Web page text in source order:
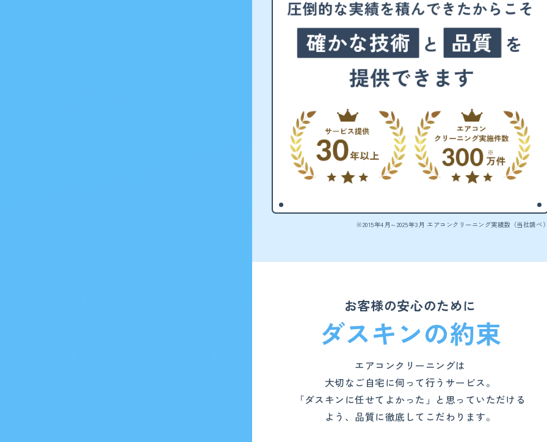
※2015年4月～2025年3月 エアコンクリーニング実績数（当社調べ
お客様の安心のために
ダスキンの約束
エアコンクリーニングは
大切なご自宅に伺って行うサービス。
「ダスキンに任せてよかった」と思っていただける
よう、品質に徹底してこだわります。